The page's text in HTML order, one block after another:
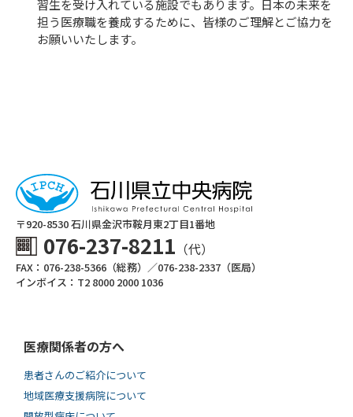
習生を受け入れている施設でもあります。日本の未来を
担う医療職を養成するために、皆様のご理解とご協力を
お願いいたします。
〒920-8530 ⽯川県⾦沢市鞍⽉東2丁⽬1番地
076-237-8211 （代）
FAX：076-238-5366（総務）／076-238-2337（医局）
インボイス：T2 8000 2000 1036
医療関係者の方へ
患者さんのご紹介について
地域医療支援病院について